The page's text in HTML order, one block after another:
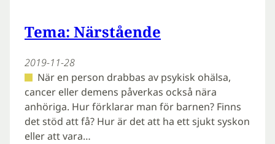
Tema: Närstående
2019-11-28
När en person drabbas av psykisk ohälsa,
cancer eller demens påverkas också nära
anhöriga. Hur förklarar man för barnen? Finns
det stöd att få? Hur är det att ha ett sjukt syskon
eller att vara…